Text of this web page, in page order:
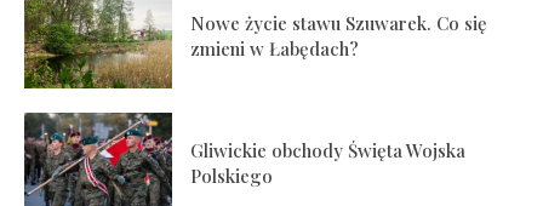
Nowe życie stawu Szuwarek. Co się
zmieni w Łabędach?
Gliwickie obchody Święta Wojska
Polskiego